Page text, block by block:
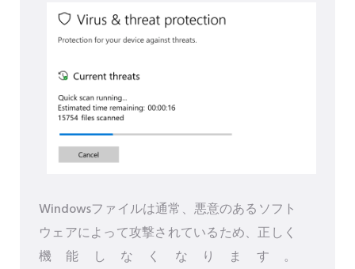
Windowsファイルは通常、悪意のあるソフト
ウェアによって攻撃されているため、正しく
機能しなくなります。